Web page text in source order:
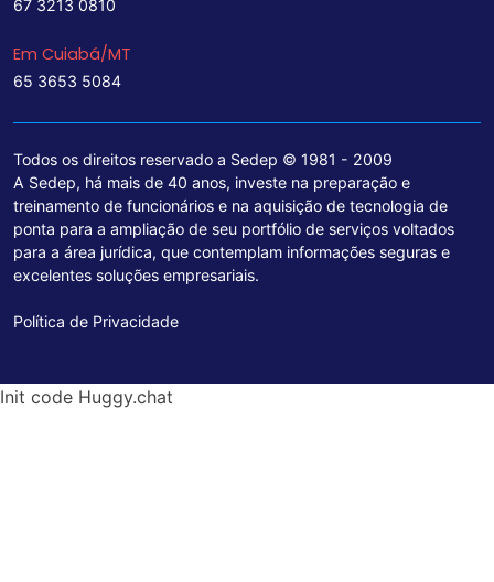
67 3213 0810
Em Cuiabá/MT
65 3653 5084
Todos os direitos reservado a Sedep © 1981 - 2009
A Sedep, há mais de 40 anos, investe na preparação e
treinamento de funcionários e na aquisição de tecnologia de
ponta para a ampliação de seu portfólio de serviços voltados
para a área jurídica, que contemplam informações seguras e
excelentes soluções empresariais.
Política de Privacidade
Init code Huggy.chat